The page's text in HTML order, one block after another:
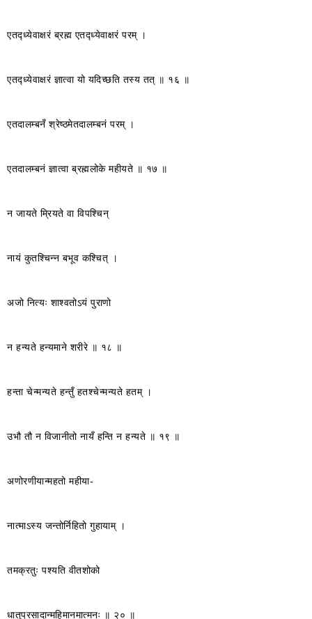
एतद्ध्येवाक्षरं ब्रह्म एतद्ध्येवाक्षरं परम् ।
एतद्ध्येवाक्षरं ज्ञात्वा यो यदिच्छति तस्य तत् ॥ १६ ॥
एतदालम्बनँ श्रेष्ठमेतदालम्बनं परम् ।
एतदालम्बनं ज्ञात्वा ब्रह्मलोके महीयते ॥ १७ ॥
न जायते म्रियते वा विपश्चिन्
नायं कुतश्चिन्न बभूव कश्चित् ।
अजो नित्यः शाश्वतोऽयं पुराणो
न हन्यते हन्यमाने शरीरे ॥ १८ ॥
हन्ता चेन्मन्यते हन्तुँ हतश्चेन्मन्यते हतम् ।
उभौ तौ न विजानीतो नायँ हन्ति न हन्यते ॥ १९ ॥
अणोरणीयान्महतो महीया-
नात्माऽस्य जन्तोर्निहितो गुहायाम् ।
तमक्रतुः पश्यति वीतशोको
धातुप्रसादान्महिमानमात्मनः ॥ २० ॥